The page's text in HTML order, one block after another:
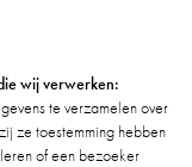
wij verwerken:
te verzamelen over
ze toestemming hebben
of een bezoeker